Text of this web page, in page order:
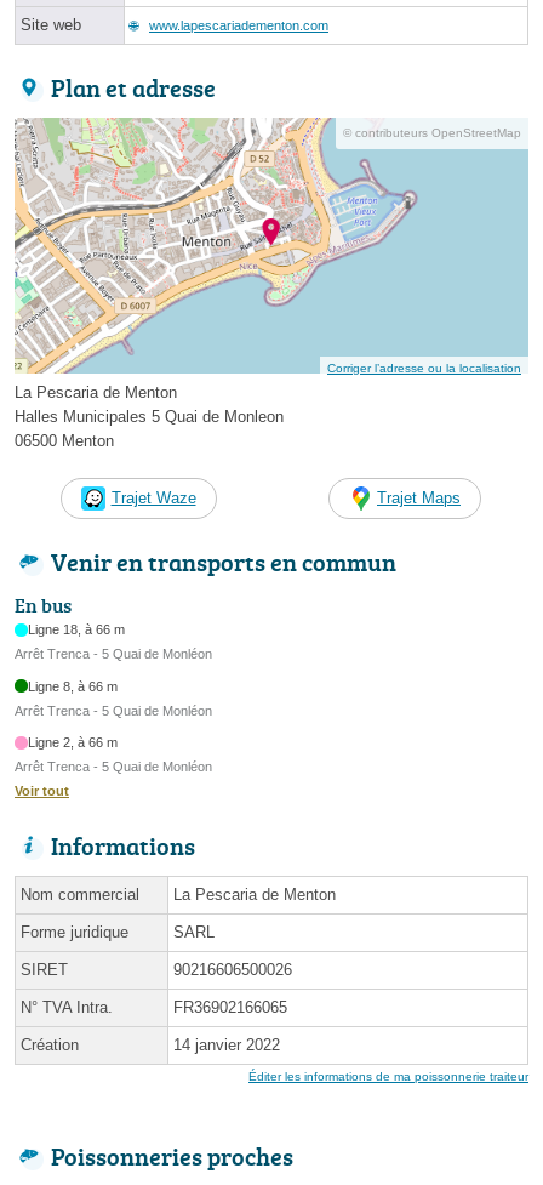
Site web www.lapescariadementon.com
Plan et adresse
© contributeurs OpenStreetMap
Corriger l’adresse ou la localisation
La Pescaria de Menton
Halles Municipales 5 Quai de Monleon
06500 Menton
Trajet Waze Trajet Maps
Venir en transports en commun
En bus
Ligne 18, à 66 m
Arrêt Trenca - 5 Quai de Monléon
Ligne 8, à 66 m
Arrêt Trenca - 5 Quai de Monléon
Ligne 2, à 66 m
Arrêt Trenca - 5 Quai de Monléon
Voir tout
Informations
Nom commercial La Pescaria de Menton
Forme juridique SARL
SIRET 90216606500026
N° TVA Intra. FR36902166065
Création 14 janvier 2022
Éditer les informations de ma poissonnerie traiteur
Poissonneries proches